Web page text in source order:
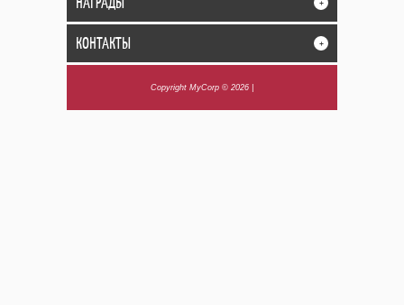
+
КОНТАКТЫ +
Copyright MyCorp © 2026